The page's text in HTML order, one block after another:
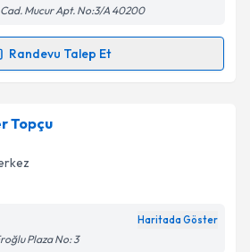
Mucur Apt. No:3/A 40200
Randevu Talep Et
Talebi
için randevu takvimi talebi oluşturun.
randevu almanız için bir takvim
e-posta ile bilgilendireceğiz.
Topçu
Haritada Göster
Plaza No: 3